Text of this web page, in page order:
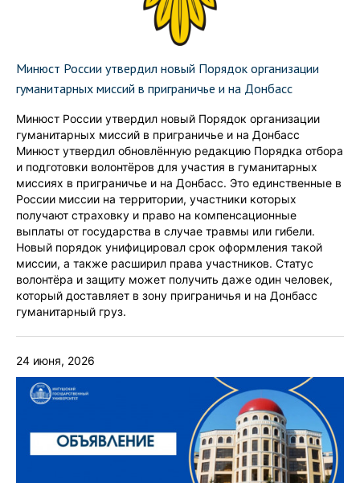
Минюст России утвердил новый Порядок организации
гуманитарных миссий в приграничье и на Донбасс
Минюст России утвердил новый Порядок организации
гуманитарных миссий в приграничье и на Донбасс
Минюст утвердил обновлённую редакцию Порядка отбора
и подготовки волонтёров для участия в гуманитарных
миссиях в приграничье и на Донбасс. Это единственные в
России миссии на территории, участники которых
получают страховку и право на компенсационные
выплаты от государства в случае травмы или гибели.
Новый порядок унифицировал срок оформления такой
миссии, а также расширил права участников. Статус
волонтёра и защиту может получить даже один человек,
который доставляет в зону приграничья и на Донбасс
гуманитарный груз.
24 июня, 2026